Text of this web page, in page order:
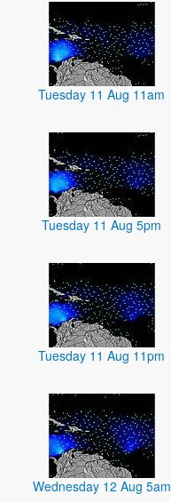
Tuesday 11 Aug 11am
Tuesday 11 Aug 5pm
Tuesday 11 Aug 11pm
Wednesday 12 Aug 5am